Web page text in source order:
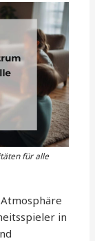
für alle
in